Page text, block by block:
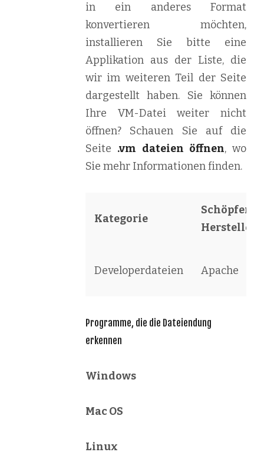
in ein anderes Format
konvertieren möchten,
installieren Sie bitte eine
Applikation aus der Liste, die
wir im weiteren Teil der Seite
dargestellt haben. Sie können
Ihre VM-Datei weiter nicht
öffnen? Schauen Sie auf die
Seite .vm dateien öffnen, wo
Sie mehr Informationen finden.
Kategorie
Schöpfer /
Hersteller
Developerdateien Apache
Programme, die die Dateiendung
erkennen
Windows
Mac OS
Linux